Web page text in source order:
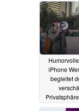
iPhone
begleitet
für iOS App-